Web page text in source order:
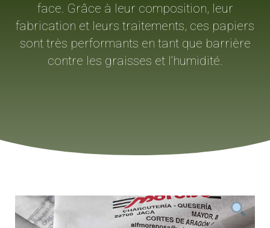
face. Grâce à leur composition, leur
fabrication et leurs traitements, ces papiers
sont très performants en tant que barrière
contre les graisses et l’humidité.